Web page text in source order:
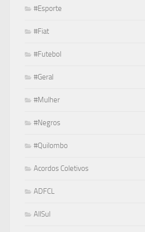
#Esporte
#Fiat
#Futebol
#Geral
#Mulher
#Negros
#Quilombo
Acordos Coletivos
ADFCL
AllSul